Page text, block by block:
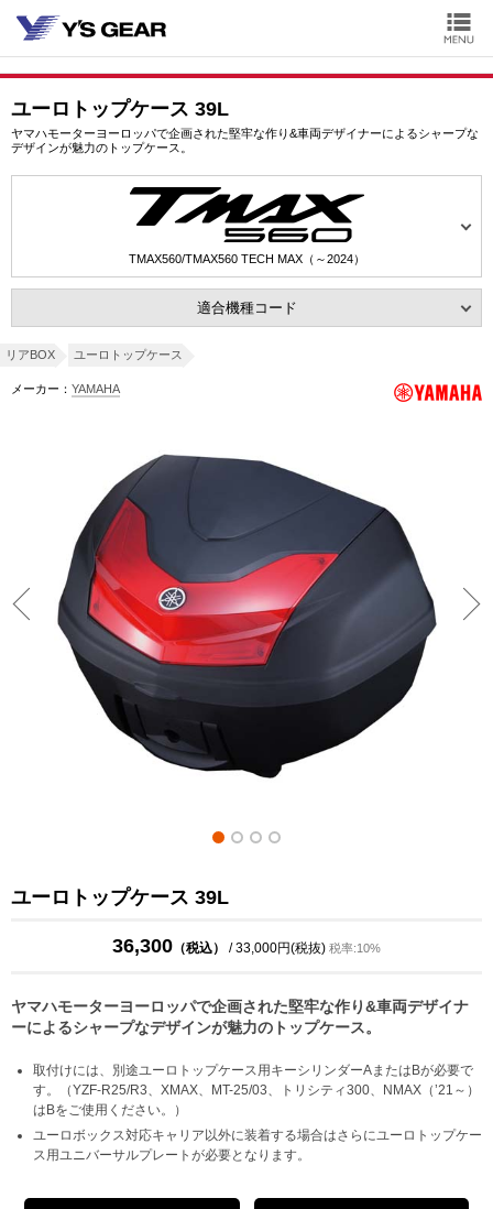
ユーロトップケース 39L
ヤマハモーターヨーロッパで企画された堅牢な作り&車両デザイナーによるシャープな
デザインが魅力のトップケース。
TMAX560/TMAX560 TECH MAX（～2024）
適合機種コード
リアBOX ユーロトップケース
メーカー： YAMAHA
ユーロトップケース 39L
36,300 （税込） / 33,000円(税抜) 税率:10%
ヤマハモーターヨーロッパで企画された堅牢な作り&車両デザイナ
ーによるシャープなデザインが魅力のトップケース。
取付けには、別途ユーロトップケース用キーシリンダーAまたはBが必要で
す。（YZF-R25/R3、XMAX、MT-25/03、トリシティ300、NMAX（’21～）
はBをご使用ください。）
ユーロボックス対応キャリア以外に装着する場合はさらにユーロトップケー
ス用ユニバーサルプレートが必要となります。